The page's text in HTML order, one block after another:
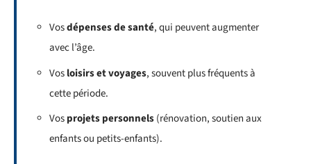
Vosdépenses de santé, qui peuvent augmenter
avec l’âge.
Vosloisirs et voyages, souvent plus fréquents à
cette période.
Vosprojets personnels(rénovation, soutien aux
enfants ou petits-enfants).